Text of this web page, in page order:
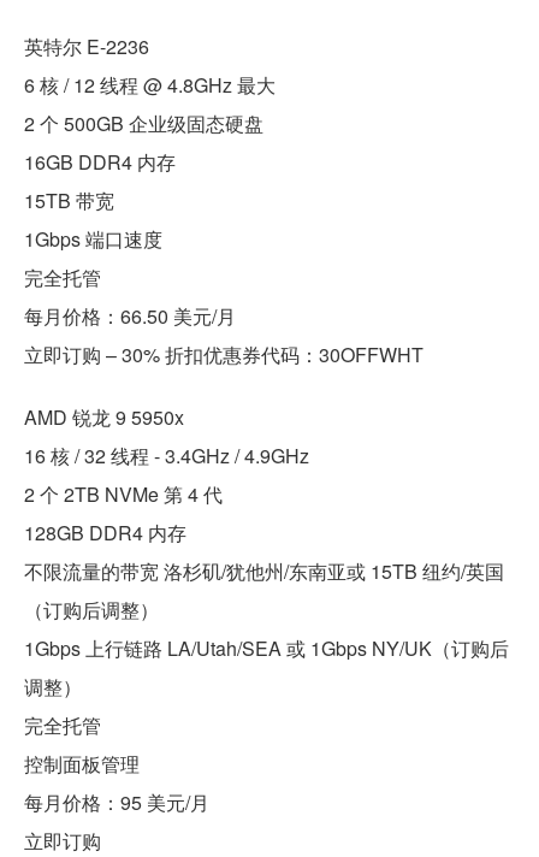
英特尔 E-2236
6 核 / 12 线程 @ 4.8GHz 最大
2 个 500GB 企业级固态硬盘
16GB DDR4 内存
15TB 带宽
1Gbps 端口速度
完全托管
每月价格：66.50 美元/月
立即订购 – 30% 折扣优惠券代码：30OFFWHT
AMD 锐龙 9 5950x
16 核 / 32 线程 - 3.4GHz / 4.9GHz
2 个 2TB NVMe 第 4 代
128GB DDR4 内存
不限流量的带宽 洛杉矶/犹他州/东南亚或 15TB 纽约/英国
（订购后调整）
1Gbps 上行链路 LA/Utah/SEA 或 1Gbps NY/UK（订购后
调整）
完全托管
控制面板管理
每月价格：95 美元/月
立即订购